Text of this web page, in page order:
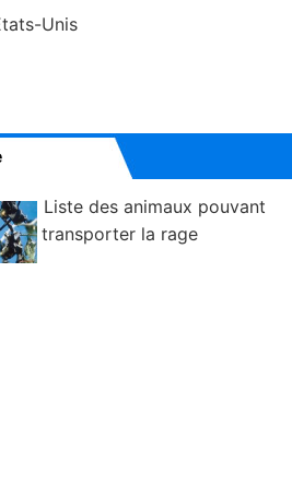
Unis
Liste des animaux pouvant
transporter la rage